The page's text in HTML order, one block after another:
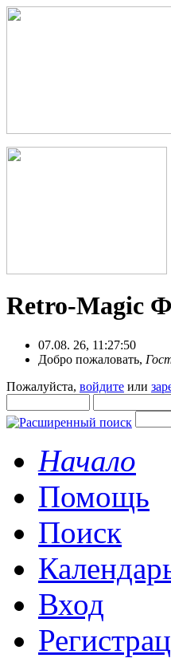
Retro-Magic
07.08. 26, 11:27:50
Добро пожаловать,
Пожалуйста, войдите или
Начало
Помощь
Поиск
Вход